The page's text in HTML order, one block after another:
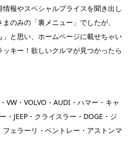
報やスペシャルプライスを聞き出し
のみの「裏メニュー」でしたが、
」と思い、ホームページに載せちゃい
キー！欲しいクルマが見つかったら
VW・VOLVO・AUDI・ハマー・キャ
・JEEP・クライスラー・DOGE・ジ
ェラーリ・ベントレー・アストンマ